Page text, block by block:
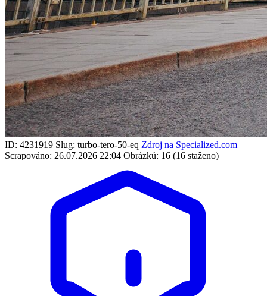
ID: 4231919 Slug: turbo-tero-50-eq Zdroj na Specialized.com
Scrapováno: 26.07.2026 22:04 Obrázků: 16 (16 staženo)